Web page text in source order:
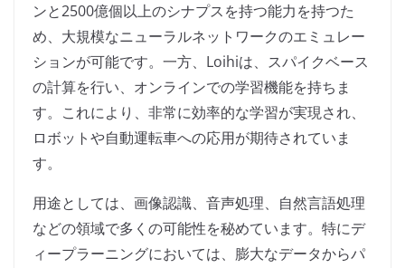
ンと2500億個以上のシナプスを持つ能力を持つた
め、大規模なニューラルネットワークのエミュレー
ションが可能です。一方、Loihiは、スパイクベース
の計算を行い、オンラインでの学習機能を持ちま
す。これにより、非常に効率的な学習が実現され、
ロボットや自動運転車への応用が期待されていま
す。
用途としては、画像認識、音声処理、自然言語処理
などの領域で多くの可能性を秘めています。特にデ
ィープラーニングにおいては、膨大なデータからパ